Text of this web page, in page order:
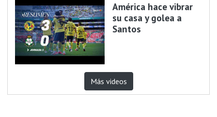
América hace vibrar
su casa y golea a
Santos
Más videos